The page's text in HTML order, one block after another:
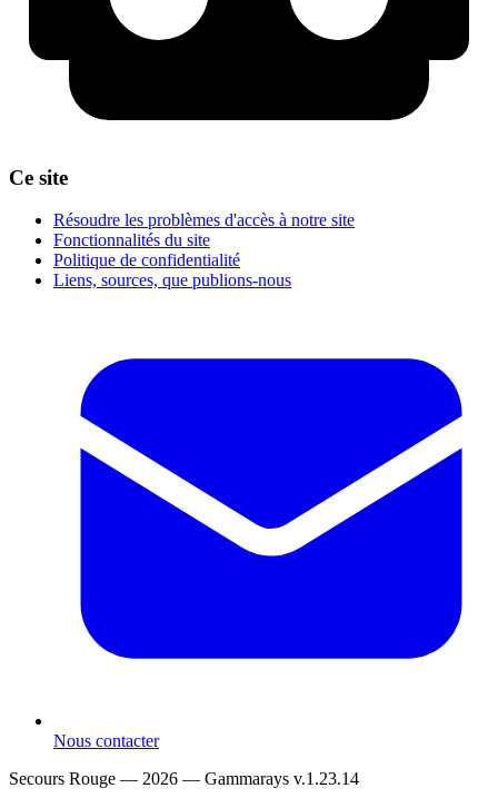
Ce site
Résoudre les problèmes d'accès à notre site
Fonctionnalités du site
Politique de confidentialité
Liens, sources, que publions-nous
Nous contacter
Secours Rouge — 2026 — Gammarays v.1.23.14